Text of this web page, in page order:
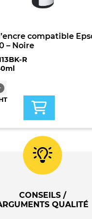
compatible
– Noire
R
CONSEILS /
QUALITÉ